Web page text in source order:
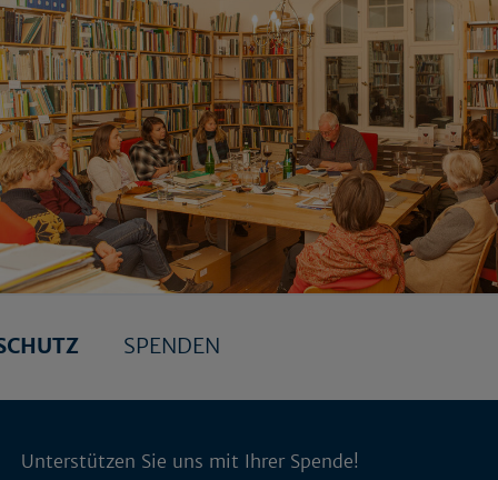
SPENDEN
Unterstützen Sie uns mit Ihrer Spende!